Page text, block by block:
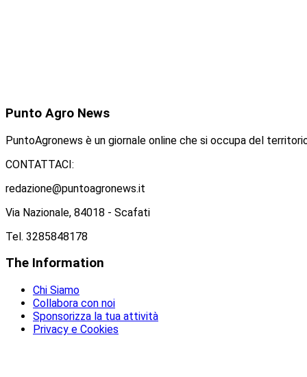
Punto Agro News
PuntoAgronews è un giornale online che si occupa del
CONTATTACI:
redazione@puntoagronews.it
Via Nazionale, 84018 - Scafati
Tel. 3285848178
The Information
Chi Siamo
Collabora con noi
Sponsorizza la tua attività
Privacy e Cookies